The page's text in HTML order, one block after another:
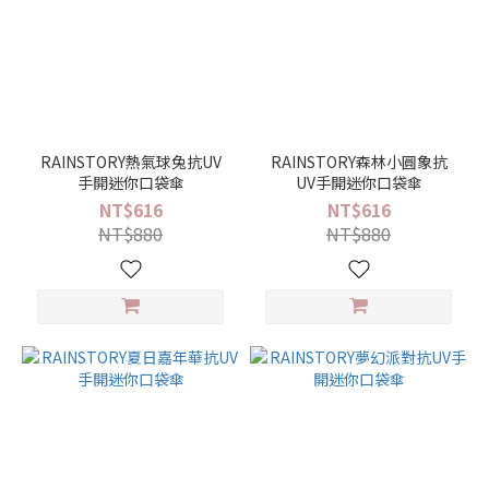
RAINSTORY熱氣球兔抗UV
手開迷你口袋傘
NT$616
NT$880
RAINSTORY森林小圓象抗
UV手開迷你口袋傘
NT$616
NT$880